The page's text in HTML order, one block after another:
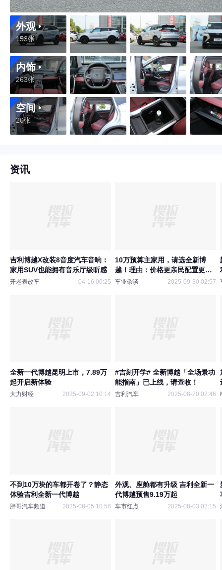
外观
153张
内饰
263张
空间
20张
资讯
吉利博越X改装8音度汽车音响：
家用SUV也能拥有音乐厅级听感
开老表改车 04-16 00:25
10万预算主家用，请选全新博
越！理由：价格更亲民配置更丰
富
车业杂谈 2025-09-30 02:57
全新一代博越昆明上市，7.89万
起开启新体验
大力财经 2025-09-02 10:14
#吉刻开学# 全新博越「全场景功
能指南」已上线，请查收！
吉利汽车 2025-08-20 02:46
不到10万块的车都开卷了？静态
体验吉利全新一代博越
胖哥汽车频道 2025-08-05 10:58
外观、座舱都有升级 吉利全新一
代博越预售9.19万起
车市红点 2025-08-03 02:15